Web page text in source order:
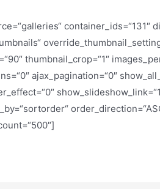
container_ids=“131″
thumbnail_crop=“1″
ajax_pagination=“0″